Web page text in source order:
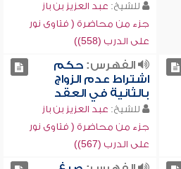
للشيخ: عبد العزيز بن باز
جزء من محاضرة ( فتاوى نور
على الدرب (558))
الفهرس:حكم
اشتراط عدم الزواج
بالثانية في العقد
للشيخ: عبد العزيز بن باز
جزء من محاضرة ( فتاوى نور
على الدرب (567))